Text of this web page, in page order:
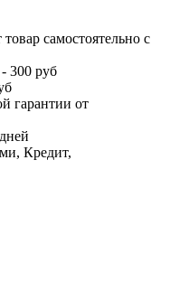
самостоятельно с
300 руб
гарантии от
Кредит,